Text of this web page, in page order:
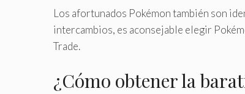
Los afortunados Pokémon también son
intercambios, es aconsejable elegir
Trade.
¿Cómo obtener la